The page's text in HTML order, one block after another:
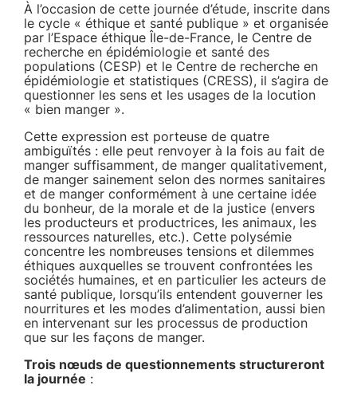
À l’occasion de cette journée d’étude, inscrite dans
le cycle « éthique et santé publique » et organisée
par l’Espace éthique Île-de-France, le Centre de
recherche en épidémiologie et santé des
populations (CESP) et le Centre de recherche en
épidémiologie et statistiques (CRESS), il s’agira de
questionner les sens et les usages de la locution
« bien manger ».
Cette expression est porteuse de quatre
ambiguïtés : elle peut renvoyer à la fois au fait de
manger suffisamment, de manger qualitativement,
de manger sainement selon des normes sanitaires
et de manger conformément à une certaine idée
du bonheur, de la morale et de la justice (envers
les producteurs et productrices, les animaux, les
ressources naturelles, etc.). Cette polysémie
concentre les nombreuses tensions et dilemmes
éthiques auxquelles se trouvent confrontées les
sociétés humaines, et en particulier les acteurs de
santé publique, lorsqu’ils entendent gouverner les
nourritures et les modes d’alimentation, aussi bien
en intervenant sur les processus de production
que sur les façons de manger.
Trois nœuds de questionnements structureront
la journée :